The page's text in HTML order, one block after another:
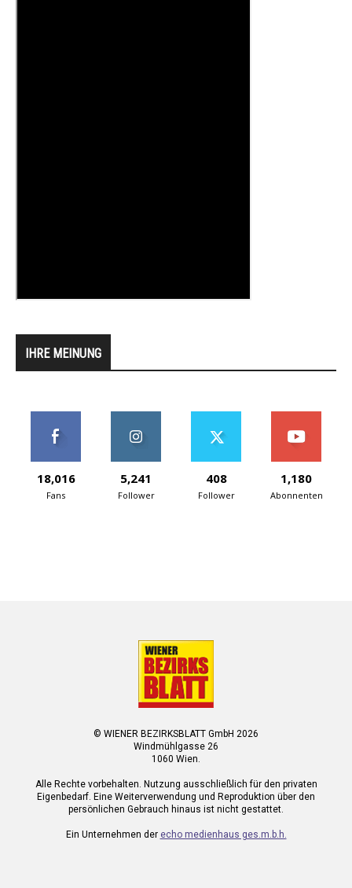
IHRE MEINUNG
18,016
Fans
5,241
Follower
408
Follower
1,180
Abonnenten
© WIENER BEZIRKSBLATT GmbH 2026
Windmühlgasse 26
1060 Wien.
Alle Rechte vorbehalten. Nutzung ausschließlich für den privaten
Eigenbedarf. Eine Weiterverwendung und Reproduktion über den
persönlichen Gebrauch hinaus ist nicht gestattet.
Ein Unternehmen der echo medienhaus ges.m.b.h.